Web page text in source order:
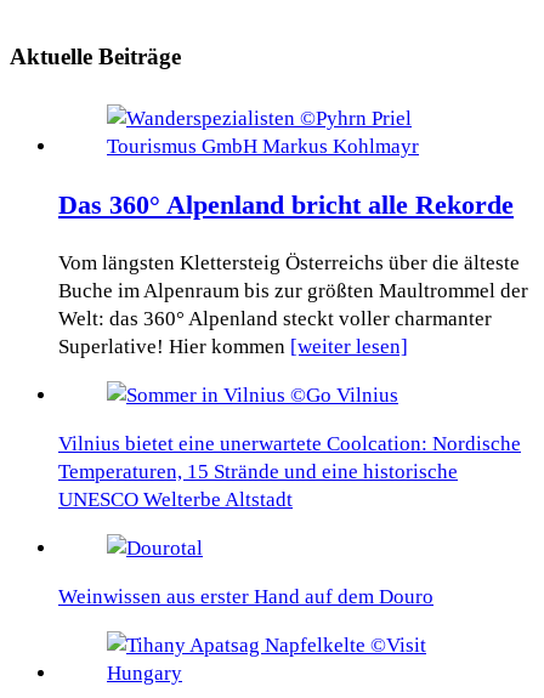
Aktuelle Beiträge
Das 360° Alpenland bricht alle Rekorde
Vom längsten Klettersteig Österreichs über die älteste
Buche im Alpenraum bis zur größten Maultrommel der
Welt: das 360° Alpenland steckt voller charmanter
Superlative! Hier kommen [weiter lesen]
Vilnius bietet eine unerwartete Coolcation: Nordische
Temperaturen, 15 Strände und eine historische
UNESCO Welterbe Altstadt
Weinwissen aus erster Hand auf dem Douro